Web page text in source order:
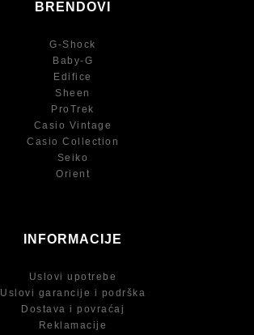
BRENDOVI
G-Shock
Baby-G
Edifice
Sheen
ProTrek
Casio Vintage
Casio Collection
Seiko
Orient
INFORMACIJE
Uslovi upotrebe
Uslovi garancije i podrška
Dostava i povraćaj
Reklamacije